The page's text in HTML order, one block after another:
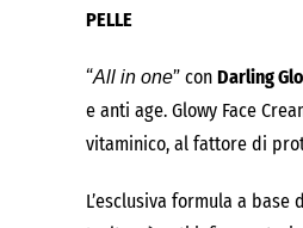
PELLE
“All in one” con Darling
e anti age. Glowy Face
vitaminico, al fattore di
L’esclusiva formula a